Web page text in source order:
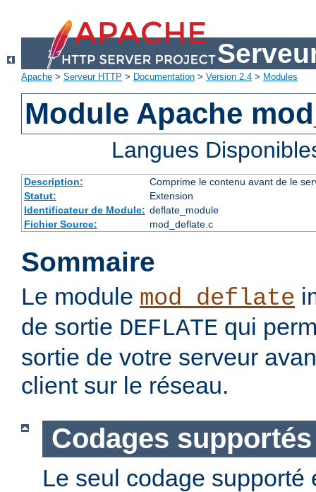
Apache > Serveur HTTP > Documentation > Version 2.4 > Modules
Module Apache
Langues
Description:
Comprime le contenu avant de le
Statut:
Extension
Identificateur de Module: deflate_module
Fichier Source:
mod_deflate.c
Sommaire
Le module mod_deflate
de sortie DEFLATE qui
sortie de votre serveur
client sur le réseau.
Codages supportés
Le seul codage supporté